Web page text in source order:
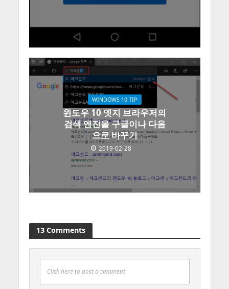
WINDOWS 10 TIP
윈도우 10 엣지 브라우저의
검색 엔진을 구글이나 다음
으로 바꾸기
2019-02-28
13 Comments
Click here to post a comment